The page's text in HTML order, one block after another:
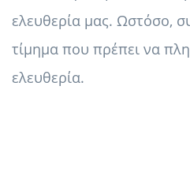
ελευθερία μας. Ωστόσο,
τίμημα που πρέπει να
ελευθερία.